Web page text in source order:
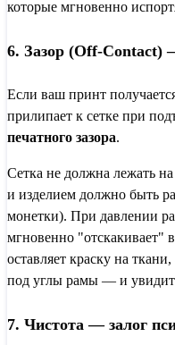
которые мгновенно
6. Зазор (Off-Contact)
Если ваш принт
прилипает к сетке при
печатного зазора.
Сетка не должна лежать
и изделием должно быть
монетки). При давлении
мгновенно "отскакивает"
оставляет краску на
под углы рамы — и
7. Чистота — залог